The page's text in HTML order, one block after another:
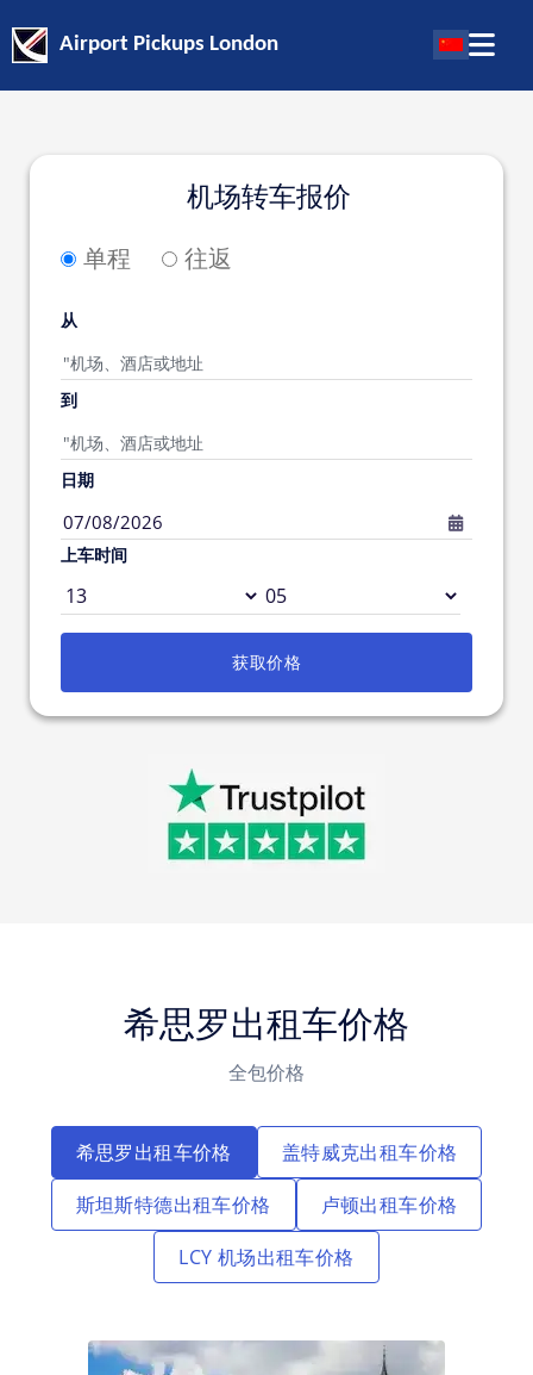
Airport Pickups London
机场转车报价
单程 往返
从
到
日期
07/08/2026
上车时间
获取价格
希思罗出租车价格
全包价格
希思罗出租车价格
盖特威克出租车价格
斯坦斯特德出租车价格
卢顿出租车价格
LCY 机场出租车价格